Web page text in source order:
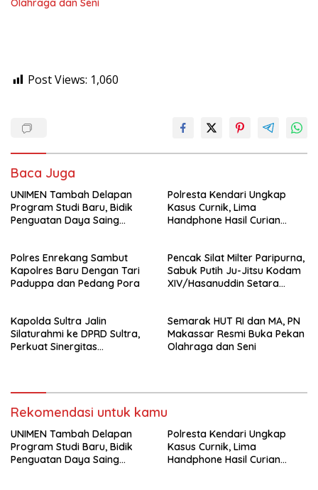
Olahraga dan Seni
Post Views: 1,060
Baca Juga
UNIMEN Tambah Delapan
Program Studi Baru, Bidik
Penguatan Daya Saing
Polresta Kendari Ungkap
Kasus Curnik, Lima
Handphone Hasil Curian
Polres Enrekang Sambut
Kapolres Baru Dengan Tari
Paduppa dan Pedang Pora
Pencak Silat Milter Paripurna,
Sabuk Putih Ju-Jitsu Kodam
XIV/Hasanuddin Setara
Kapolda Sultra Jalin
Silaturahmi ke DPRD Sultra,
Perkuat Sinergitas
Semarak HUT RI dan MA, PN
Makassar Resmi Buka Pekan
Olahraga dan Seni
Rekomendasi untuk kamu
UNIMEN Tambah Delapan
Program Studi Baru, Bidik
Penguatan Daya Saing
Polresta Kendari Ungkap
Kasus Curnik, Lima
Handphone Hasil Curian